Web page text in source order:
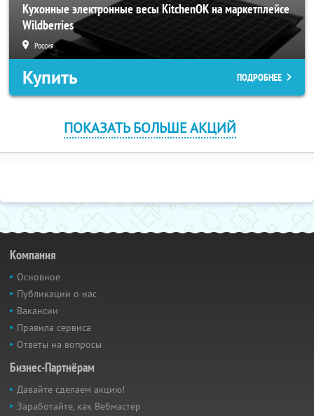
Кухонные электронные весы KitchenOK на маркетплейсе
Wildberries
Россия
Купить ПОДРОБНЕЕ
ПОКАЗАТЬ БОЛЬШЕ АКЦИЙ
Компания
Основное
Публикации о нас
Вакансии
Правила сервиса
Ответы на вопросы
Бизнес-Партнёрам
Давайте сделаем акцию!
Заработайте, как Вебмастер